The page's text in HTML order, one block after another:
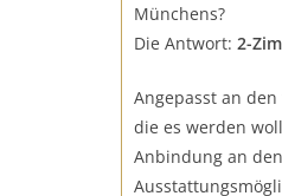
Münchens?
Die Antwort: 2-
Angepasst an
die es werden
Anbindung an